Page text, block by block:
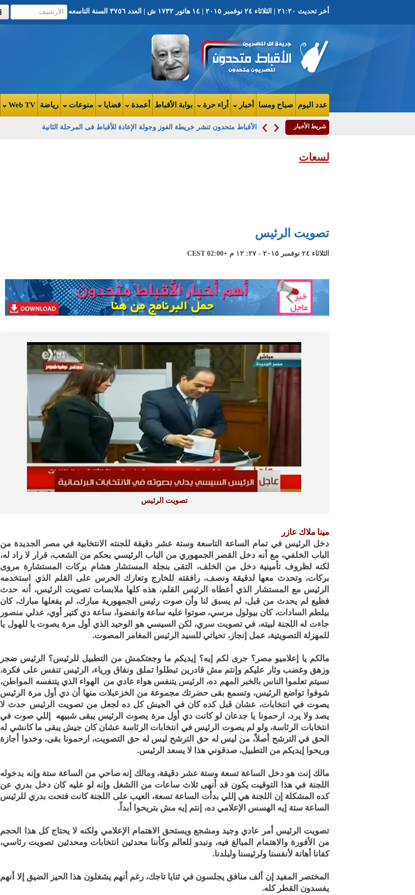
أخر تحديث ٢١:٢٠ | الثلاثاء ٢٤ نوفمبر ٢٠١٥ | ١٤ هاتور ١٧٣٢ ش | العدد ٣٧٥٦ السنة التاسعه
عدد اليوم صباح ومسا أخبار أراء حرة بوابة الأقباط أعمدة قضايا منوعات رياضة Web TV
شريط الأخبار الأقباط متحدون تنشر خريطة الفوز وجولة الإعادة للأقباط فى المرحلة الثانية
لسعات
تصويت الرئيس
الثلاثاء ٢٤ نوفمبر ٢٠١٥ - ٢٧: ١٢ م +02:00 CEST
تصويت الرئيس
مينا ملاك عازر
دخل الرئيس في تمام الساعة التاسعة وستة عشر دقيقة للجنته الانتخابية في مصر الجديدة من
الباب الخلفي، مع أنه دخل القصر الجمهوري من الباب الرئيسي بحكم من الشعب، قرار لا راد له،
لكنه لظروف تأمينية دخل من الخلف، التقى بنجلة المستشار هشام بركات المستشارة مروى
بركات، وتحدث معها لدقيقة ونصف، رافقته للخارج وتعارك الحرس على القلم الذي استخدمه
الرئيس مع المستشار الذي أعطاه الرئيس القلم، هذه كلها ملابسات تصويت الرئيس، أنه حدث
فظيع لم يحدث من قبل، لم يسبق لنا وأن صوت رئيس الجمهورية مبارك، لم يفعلها مبارك، كان
بيلطم السادات، كان بيولول مرسي، صوتوا عليه ساعة وانفضوا، ساعة دي كتير أوي، عدلي منصور
جاءت له اللجنة لبيته، في تصويت سري، لكن السيسي هو الوحيد الذي أول مرة يصوت يا للهول يا
للمهزلة التصويتية، عمل إنجاز، تحياتي للسيد الرئيس المغامر المصوت.
مالكم يا إعلاميو مصر؟ جرى لكم إيه؟ إيديكم ما وجعتكمش من التطبيل للرئيس؟ الرئيس ضجر
وزهق وغضب وثار عليكم وإنتم مش قادرين تبطلوا تملق ونفاق ورياء، الرئيس تنفس على فكرة،
نسيتم تعلموا الناس بالخبر المهم ده، الرئيس يتنفس هواء عادي من الهواء الذي يتنفسه المواطن،
شوفوا تواضع الرئيس، وتسمع بقى حضرتك مجموعة من الخزعبلات منها أن دي أول مرة الرئيس
يصوت في انتخابات، عشان قبل كده كان في الجيش كل ده لجعل من تصويت الرئيس حدث لا
يصد ولا يرد، ارحمونا يا جدعان لو كانت دي أول مرة يصوت الرئيس يبقى شبيهه إللي صوت في
انتخابات الرئاسة، ولو لم يصوت الرئيس في انتخابات الرئاسة عشان كان جيش يبقى ما كانشي له
الحق في الترشح أصلاً، من ليس له حق الترشح ليس له حق التصويت، ارحمونا بقى، وخدوا أجازة
وريحوا إيديكم من التطبيل، صدقوني هذا لا يسعد الرئيس.
مالك إنت هو دخل الساعة تسعة وستة عشر دقيقة، ومالك إنه صاحي من الساعة ستة وإنه بدخوله
اللجنة في هذا التوقيت يكون قد أنهى ثلاث ساعات من االشغل وإنه لو عليه كان دخل بدري عن
كده المشكلة إن اللجنة هي إللي بدأت الساعة تسعة، العيب على اللجنة كانت فتحت بدري للرئيس
الساعة ستة إيه الهسس الإعلامي ده، إنتم إيه مش بتريحوا أبداً.
تصويت الرئيس أمر عادي وجيد ومشجع ويستحق الاهتمام الإعلامي ولكنه لا يحتاج كل هذا الحجم
من الأفورة والاهتمام المبالغ فيه، ونبدو للعالم وكأننا محدثين انتخابات ومحدثين تصويت رئاسي،
كفانا أهانة لأنفسنا ولرئيسنا ولبلدنا.
المختصر المفيد إن ألف منافق يجلسون في ثنايا تاجك، رغم أنهم يشغلون هذا الحيز الضيق إلا أنهم
يفسدون القطر كله.